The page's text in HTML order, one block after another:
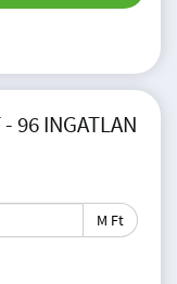
96 INGATLAN
M Ft